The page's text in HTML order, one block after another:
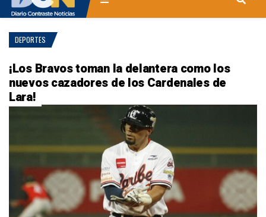
DEPORTES
¡Los Bravos toman la delantera como los
nuevos cazadores de los Cardenales de
Lara!